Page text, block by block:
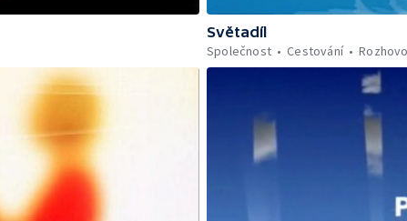
Světadíl
Společnost
Cestování